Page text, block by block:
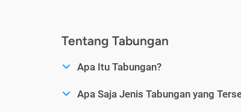
Tentang Tabungan
Apa Itu Tabungan?
Apa Saja Jenis Tabungan yang